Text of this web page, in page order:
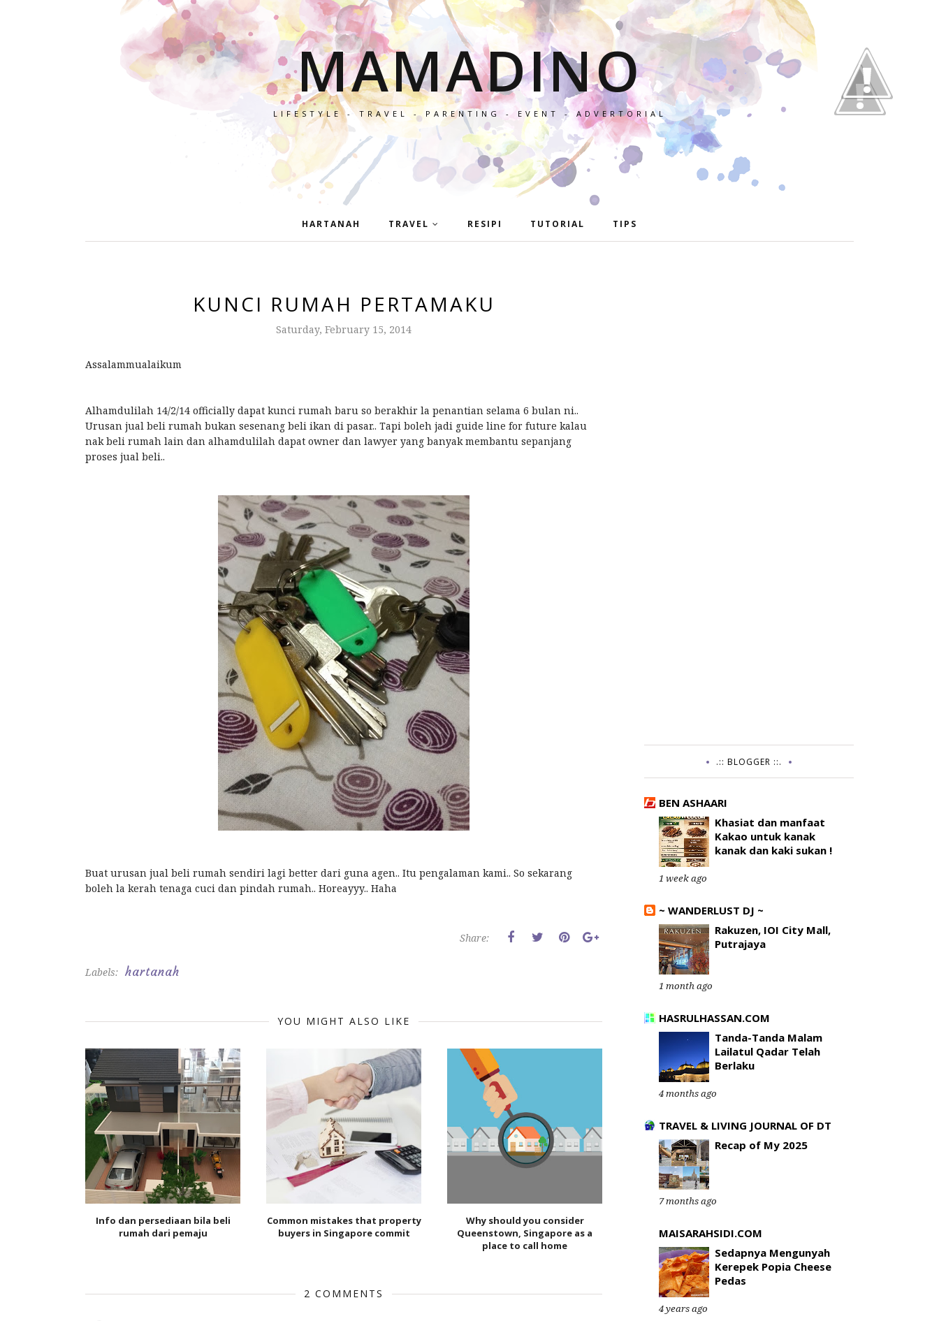
MAMADINO
LIFESTYLE - TRAVEL - PARENTING - EVENT - ADVERTORIAL
HARTANAH TRAVEL RESIPI TUTORIAL TIPS
KUNCI RUMAH PERTAMAKU
Saturday, February 15, 2014
Assalammualaikum
Alhamdulilah 14/2/14 officially dapat kunci rumah baru so berakhir la penantian selama 6 bulan ni..
Urusan jual beli rumah bukan sesenang beli ikan di pasar.. Tapi boleh jadi guide line for future kalau
nak beli rumah lain dan alhamdulilah dapat owner dan lawyer yang banyak membantu sepanjang
proses jual beli..
Buat urusan jual beli rumah sendiri lagi better dari guna agen.. Itu pengalaman kami.. So sekarang
boleh la kerah tenaga cuci dan pindah rumah.. Horeayyy.. Haha
Share:
Labels: hartanah
YOU MIGHT ALSO LIKE
Info dan persediaan bila beli
rumah dari pemaju
Common mistakes that property
buyers in Singapore commit
Why should you consider
Queenstown, Singapore as a
place to call home
2 COMMENTS
.:: BLOGGER ::.
BEN ASHAARI
Khasiat dan manfaat
Kakao untuk kanak
kanak dan kaki sukan !
1 week ago
~ WANDERLUST DJ ~
Rakuzen, IOI City Mall,
Putrajaya
1 month ago
HASRULHASSAN.COM
Tanda-Tanda Malam
Lailatul Qadar Telah
Berlaku
4 months ago
TRAVEL & LIVING JOURNAL OF DT
Recap of My 2025
7 months ago
MAISARAHSIDI.COM
Sedapnya Mengunyah
Kerepek Popia Cheese
Pedas
4 years ago